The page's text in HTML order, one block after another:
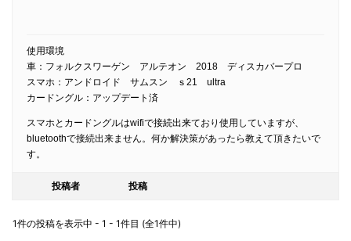
使用環境
車：フォルクスワーゲン アルテオン 2018 ディスカバープロ
スマホ：アンドロイド サムスン ｓ21 ultra
カードングル：アップデート済
スマホとカードングルはwifiで接続出来ており使用していますが、
bluetoothで接続出来ません。何か解決策があったら教えて頂きたいで
す。
投稿者 投稿
1件の投稿を表示中 - 1 - 1件目 (全1件中)